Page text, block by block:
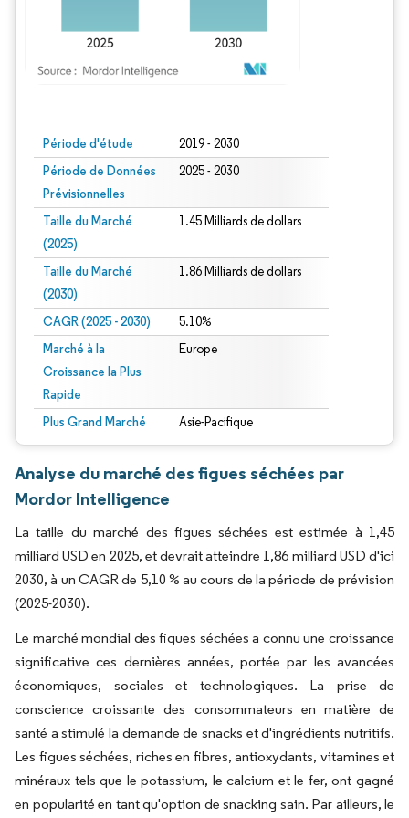
Période d'étude 2019 - 2030
Période de Données
Prévisionnelles
2025 - 2030
Taille du Marché
(2025)
1.45 Milliards de dollars
Taille du Marché
(2030)
1.86 Milliards de dollars
CAGR (2025 - 2030) 5.10%
Marché à la
Croissance la Plus
Rapide
Europe
Plus Grand Marché Asie-Pacifique
Analyse du marché des figues séchées par
Mordor Intelligence
La taille du marché des figues séchées est estimée à 1,45
milliard USD en 2025, et devrait atteindre 1,86 milliard USD d'ici
2030, à un CAGR de 5,10 % au cours de la période de prévision
(2025-2030).
Le marché mondial des figues séchées a connu une croissance
significative ces dernières années, portée par les avancées
économiques, sociales et technologiques. La prise de
conscience croissante des consommateurs en matière de
santé a stimulé la demande de snacks et d'ingrédients nutritifs.
Les figues séchées, riches en fibres, antioxydants, vitamines et
minéraux tels que le potassium, le calcium et le fer, ont gagné
en popularité en tant qu'option de snacking sain. Par ailleurs, le